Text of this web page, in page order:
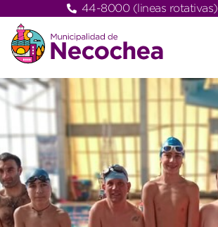
44-8000 (lineas rotativas)